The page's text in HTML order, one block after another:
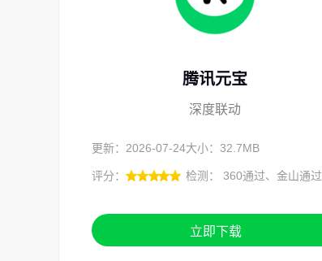
腾讯元宝
深度联动
更新：2026-07-24大小：32.7MB
评分： 检测： 360通过、金山通过
立即下载